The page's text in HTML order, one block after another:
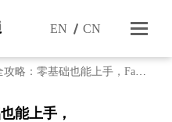
EN CN
攻略：零基础也能上手，Face
能上手，